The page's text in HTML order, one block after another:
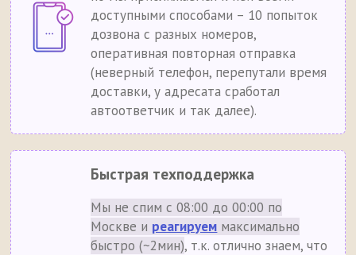
доступными способами – 10 попыток
дозвона с разных номеров,
оперативная повторная отправка
(неверный телефон, перепутали время
доставки, у адресата сработал
автоответчик и так далее).
Быстрая техподдержка
Мы не спим с 08:00 до 00:00 по
Москве и реагируем максимально
быстро (~2мин), т.к. отлично знаем, что